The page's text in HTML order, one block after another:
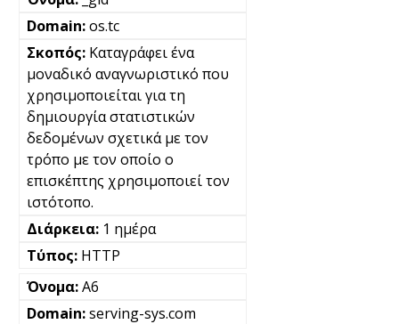
os.tc
Καταγράφει ένα
μοναδικό αναγνωριστικό που
χρησιμοποιείται για τη
δημιουργία στατιστικών
δεδομένων σχετικά με τον
τρόπο με τον οποίο ο
επισκέπτης χρησιμοποιεί τον
ιστότοπο.
1 ημέρα
HTTP
A6
serving-sys.com